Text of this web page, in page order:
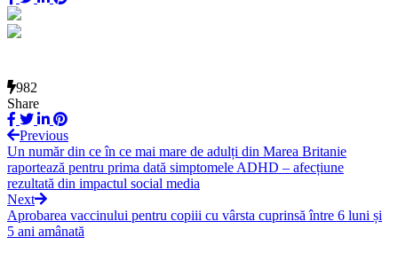
982
Share
Previous
Un număr din ce în ce mai mare de adulți din Marea Britanie
raportează pentru prima dată simptomele ADHD – afecțiune
rezultată din impactul social media
Next
Aprobarea vaccinului pentru copiii cu vârsta cuprinsă între 6 luni și
5 ani amânată